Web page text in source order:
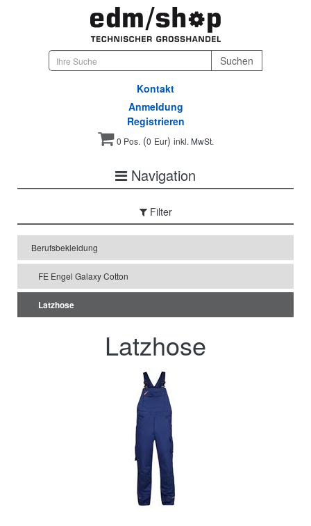
Kontakt
Anmeldung
Registrieren
0 Pos.(0 Eur) inkl. MwSt.
Navigation
Filter
Berufsbekleidung
FE Engel Galaxy Cotton
Latzhose
Latzhose